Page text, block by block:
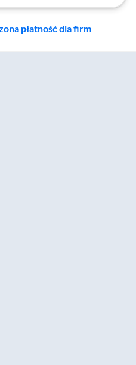
płatność dla firm